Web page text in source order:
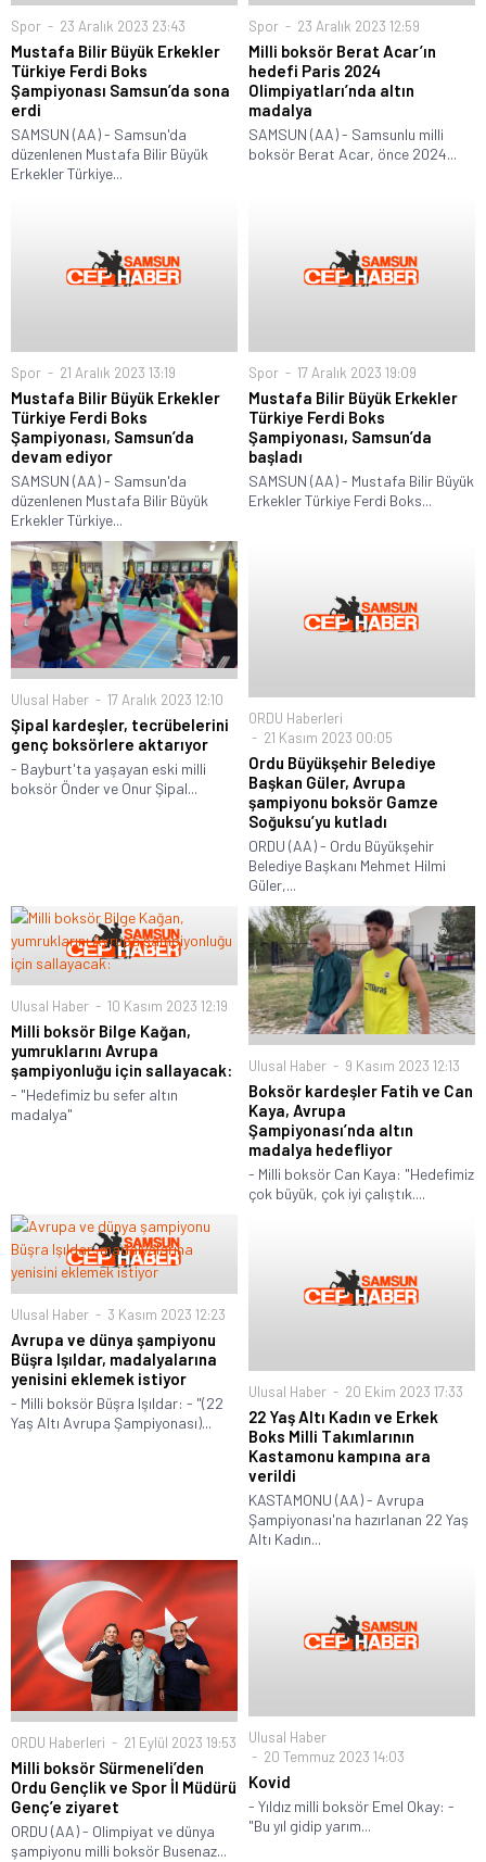
Spor 23 Aralık 2023 23:43
Mustafa Bilir Büyük Erkekler
Türkiye Ferdi Boks
Şampiyonası Samsun’da sona
erdi
SAMSUN (AA) - Samsun'da
düzenlenen Mustafa Bilir Büyük
Erkekler Türkiye...
Spor 23 Aralık 2023 12:59
Milli boksör Berat Acar’ın
hedefi Paris 2024
Olimpiyatları’nda altın
madalya
SAMSUN (AA) - Samsunlu milli
boksör Berat Acar, önce 2024...
Spor 21 Aralık 2023 13:19
Mustafa Bilir Büyük Erkekler
Türkiye Ferdi Boks
Şampiyonası, Samsun’da
devam ediyor
SAMSUN (AA) - Samsun'da
düzenlenen Mustafa Bilir Büyük
Erkekler Türkiye...
Spor 17 Aralık 2023 19:09
Mustafa Bilir Büyük Erkekler
Türkiye Ferdi Boks
Şampiyonası, Samsun’da
başladı
SAMSUN (AA) - Mustafa Bilir Büyük
Erkekler Türkiye Ferdi Boks...
Ulusal Haber 17 Aralık 2023 12:10
Şipal kardeşler, tecrübelerini
genç boksörlere aktarıyor
- Bayburt'ta yaşayan eski milli
boksör Önder ve Onur Şipal...
ORDU Haberleri
21 Kasım 2023 00:05
Ordu Büyükşehir Belediye
Başkan Güler, Avrupa
şampiyonu boksör Gamze
Soğuksu’yu kutladı
ORDU (AA) - Ordu Büyükşehir
Belediye Başkanı Mehmet Hilmi
Güler,...
Ulusal Haber 10 Kasım 2023 12:19
Milli boksör Bilge Kağan,
yumruklarını Avrupa
şampiyonluğu için sallayacak:
- "Hedefimiz bu sefer altın
madalya"
Ulusal Haber 9 Kasım 2023 12:13
Boksör kardeşler Fatih ve Can
Kaya, Avrupa
Şampiyonası’nda altın
madalya hedefliyor
- Milli boksör Can Kaya: "Hedefimiz
çok büyük, çok iyi çalıştık....
Ulusal Haber 3 Kasım 2023 12:23
Avrupa ve dünya şampiyonu
Büşra Işıldar, madalyalarına
yenisini eklemek istiyor
- Milli boksör Büşra Işıldar: - "(22
Yaş Altı Avrupa Şampiyonası)...
Ulusal Haber 20 Ekim 2023 17:33
22 Yaş Altı Kadın ve Erkek
Boks Milli Takımlarının
Kastamonu kampına ara
verildi
KASTAMONU (AA) - Avrupa
Şampiyonası'na hazırlanan 22 Yaş
Altı Kadın...
ORDU Haberleri 21 Eylül 2023 19:53
Milli boksör Sürmeneli’den
Ordu Gençlik ve Spor İl Müdürü
Genç’e ziyaret
ORDU (AA) - Olimpiyat ve dünya
şampiyonu milli boksör Busenaz...
Ulusal Haber
20 Temmuz 2023 14:03
Kovid
- Yıldız milli boksör Emel Okay: -
"Bu yıl gidip yarım...